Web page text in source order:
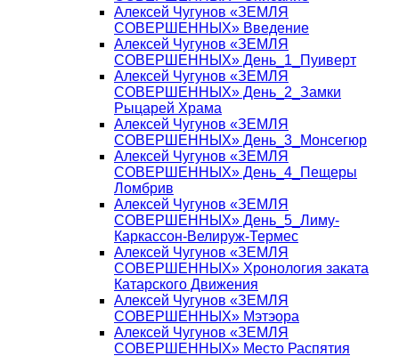
Алексей Чугунов «ЗЕМЛЯ
СОВЕРШЕННЫХ» Введение
Алексей Чугунов «ЗЕМЛЯ
СОВЕРШЕННЫХ» День_1_Пуиверт
Алексей Чугунов «ЗЕМЛЯ
СОВЕРШЕННЫХ» День_2_Замки
Рыцарей Храма
Алексей Чугунов «ЗЕМЛЯ
СОВЕРШЕННЫХ» День_3_Монсегюр
Алексей Чугунов «ЗЕМЛЯ
СОВЕРШЕННЫХ» День_4_Пещеры
Ломбрив
Алексей Чугунов «ЗЕМЛЯ
СОВЕРШЕННЫХ» День_5_Лиму-
Каркассон-Велируж-Термес
Алексей Чугунов «ЗЕМЛЯ
СОВЕРШЕННЫХ» Хронология заката
Катарского Движения
Алексей Чугунов «ЗЕМЛЯ
СОВЕРШЕННЫХ» Мэтэора
Алексей Чугунов «ЗЕМЛЯ
СОВЕРШЕННЫХ» Место Распятия